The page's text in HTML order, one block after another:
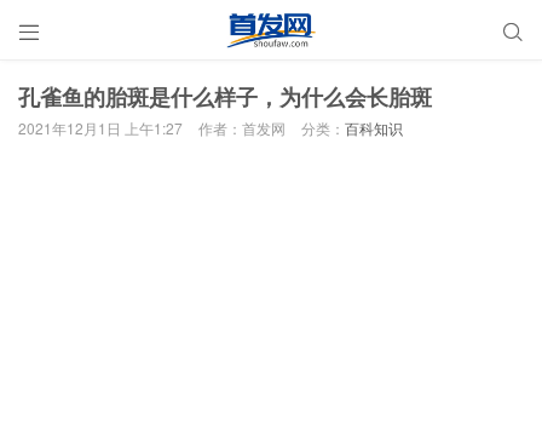
 
孔雀鱼的胎斑是什么样子，为什么会长胎斑
2021年12月1日 上午1:27 作者：首发网 分类： 百科知识